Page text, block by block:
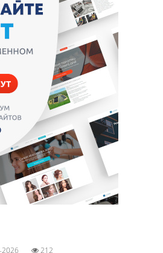
2026 212